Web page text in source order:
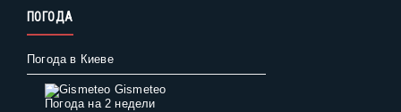
ПОГОДА
Погода в Киеве
Gismeteo
Погода на 2 недели